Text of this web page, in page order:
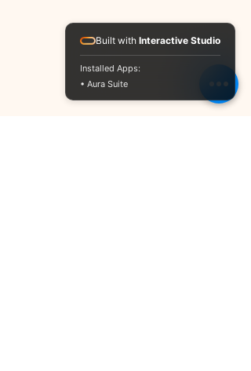
Built with Interactive Studio
Installed Apps:
• Aura Suite